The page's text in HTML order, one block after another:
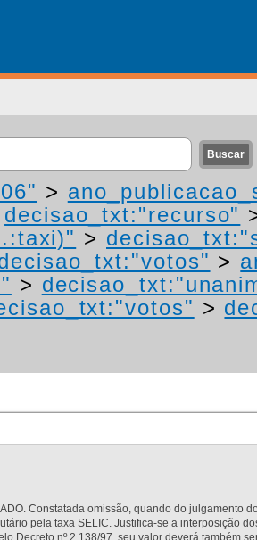
>
decisao_txt:"recurso"
>
>
>
>
Constatada omissão, quando do julgamento
pela taxa SELIC. Justifica-se a interposição
Decreto nº 2.138/97, seu valor deverá também